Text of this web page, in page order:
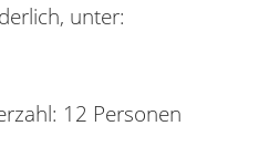
unter:
12 Personen